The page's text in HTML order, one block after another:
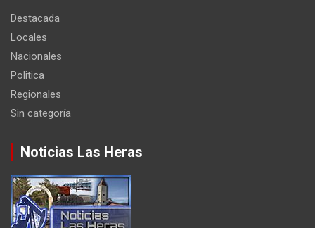
Destacada
Locales
Nacionales
Politica
Regionales
Sin categoría
Noticias Las Heras